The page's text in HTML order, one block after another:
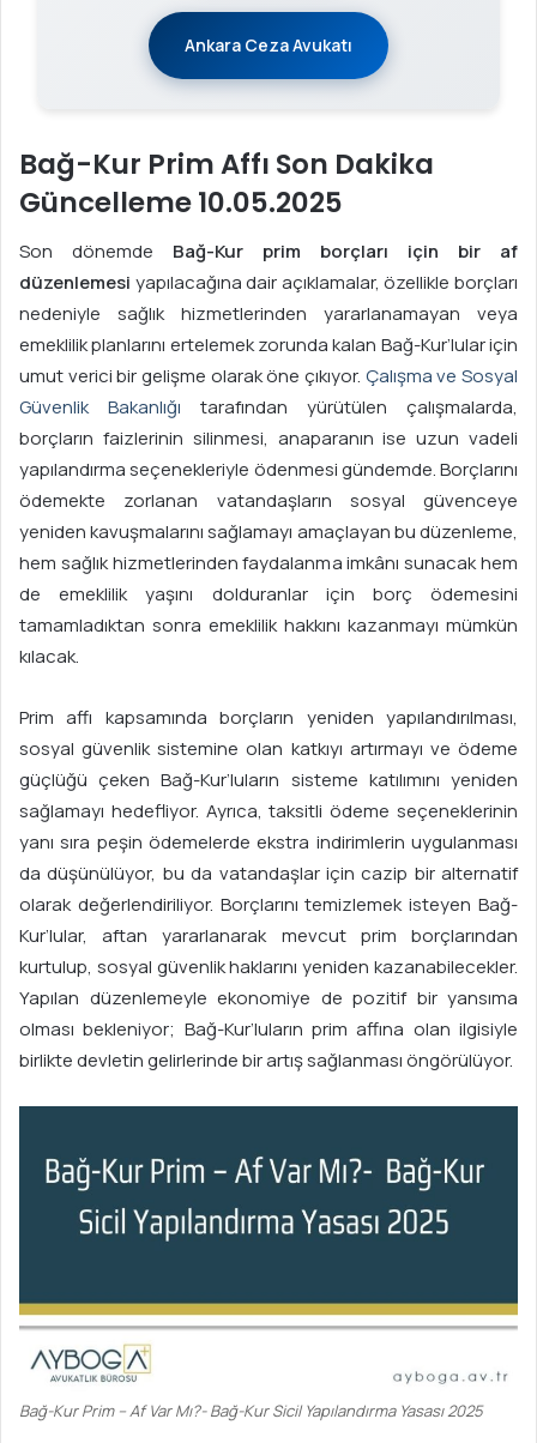
Ankara Ceza Avukatı
Bağ-Kur Prim Affı Son Dakika
Güncelleme 10.05.2025
Son dönemde Bağ-Kur prim borçları için bir af
düzenlemesi yapılacağına dair açıklamalar, özellikle borçları
nedeniyle sağlık hizmetlerinden yararlanamayan veya
emeklilik planlarını ertelemek zorunda kalan Bağ-Kur’lular için
umut verici bir gelişme olarak öne çıkıyor. Çalışma ve Sosyal
Güvenlik Bakanlığı tarafından yürütülen çalışmalarda,
borçların faizlerinin silinmesi, anaparanın ise uzun vadeli
yapılandırma seçenekleriyle ödenmesi gündemde. Borçlarını
ödemekte zorlanan vatandaşların sosyal güvenceye
yeniden kavuşmalarını sağlamayı amaçlayan bu düzenleme,
hem sağlık hizmetlerinden faydalanma imkânı sunacak hem
de emeklilik yaşını dolduranlar için borç ödemesini
tamamladıktan sonra emeklilik hakkını kazanmayı mümkün
kılacak.
Prim affı kapsamında borçların yeniden yapılandırılması,
sosyal güvenlik sistemine olan katkıyı artırmayı ve ödeme
güçlüğü çeken Bağ-Kur’luların sisteme katılımını yeniden
sağlamayı hedefliyor. Ayrıca, taksitli ödeme seçeneklerinin
yanı sıra peşin ödemelerde ekstra indirimlerin uygulanması
da düşünülüyor, bu da vatandaşlar için cazip bir alternatif
olarak değerlendiriliyor. Borçlarını temizlemek isteyen Bağ-
Kur’lular, aftan yararlanarak mevcut prim borçlarından
kurtulup, sosyal güvenlik haklarını yeniden kazanabilecekler.
Yapılan düzenlemeyle ekonomiye de pozitif bir yansıma
olması bekleniyor; Bağ-Kur’luların prim affına olan ilgisiyle
birlikte devletin gelirlerinde bir artış sağlanması öngörülüyor.
Bağ-Kur Prim – Af Var Mı?- Bağ-Kur Sicil Yapılandırma Yasası 2025